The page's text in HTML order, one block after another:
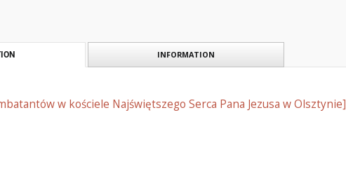
INFORMATION
w kościele Najświętszego Serca Pana Jezusa w Olsztynie]